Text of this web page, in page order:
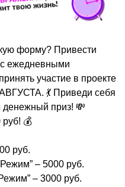
форму? Привести
с ежедневными
участие в проекте
💃 Приведи себя
приз! 💸
💰
руб.
– 5000 руб.
– 3000 руб.